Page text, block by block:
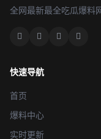
全网最新最全吃瓜爆料
快速导航
首页
爆料中心
实时更新